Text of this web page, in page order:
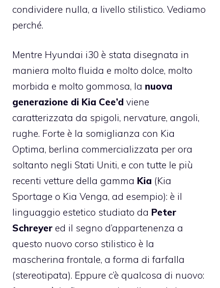
condividere nulla, a livello stilistico. Vediamo
perché.
Mentre Hyundai i30 è stata disegnata in
maniera molto fluida e molto dolce, molto
morbida e molto gommosa, la nuova
generazione di Kia Cee’d viene
caratterizzata da spigoli, nervature, angoli,
rughe. Forte è la somiglianza con Kia
Optima, berlina commercializzata per ora
soltanto negli Stati Uniti, e con tutte le più
recenti vetture della gamma Kia (Kia
Sportage o Kia Venga, ad esempio): è il
linguaggio estetico studiato da Peter
Schreyer ed il segno d’appartenenza a
questo nuovo corso stilistico è la
mascherina frontale, a forma di farfalla
(stereotipata). Eppure c’è qualcosa di nuovo: